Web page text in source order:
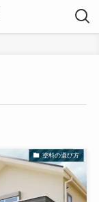
塗料の選び方